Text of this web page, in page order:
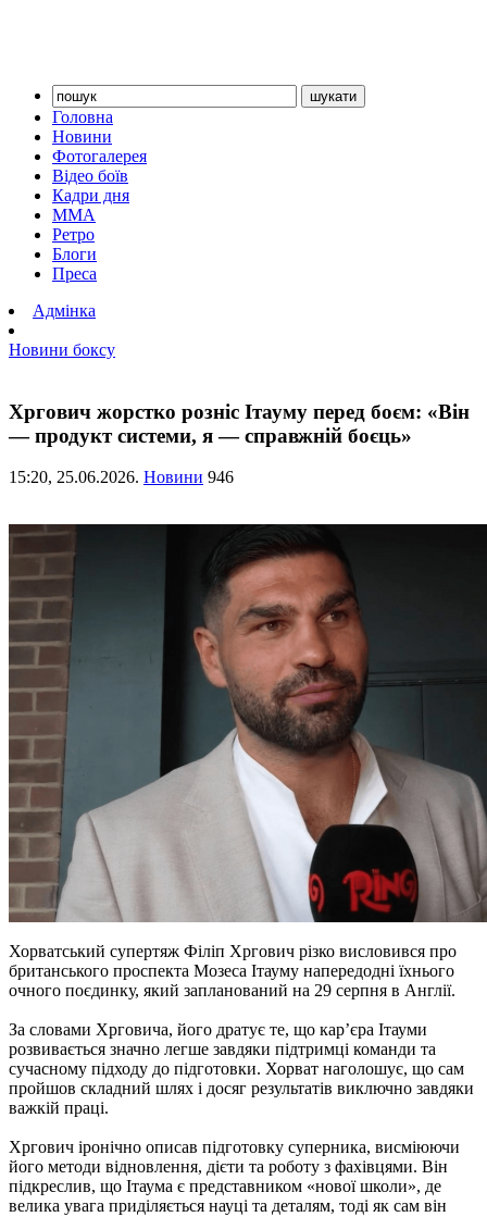
Головна
Новини
Фотогалерея
Відео боїв
Кадри дня
ММА
Ретро
Блоги
Преса
Адмінка
Новини боксу
Хргович жорстко розніс Ітауму перед боєм: «Він
— продукт системи, я — справжній боєць»
15:20, 25.06.2026. Новини 946
Хорватський супертяж Філіп Хргович різко висловився про
британського проспекта Мозеса Ітауму напередодні їхнього
очного поєдинку, який запланований на 29 серпня в Англії.
За словами Хрговича, його дратує те, що кар’єра Ітауми
розвивається значно легше завдяки підтримці команди та
сучасному підходу до підготовки. Хорват наголошує, що сам
пройшов складний шлях і досяг результатів виключно завдяки
важкій праці.
Хргович іронічно описав підготовку суперника, висміюючи
його методи відновлення, дієти та роботу з фахівцями. Він
підкреслив, що Ітаума є представником «нової школи», де
велика увага приділяється науці та деталям, тоді як сам він